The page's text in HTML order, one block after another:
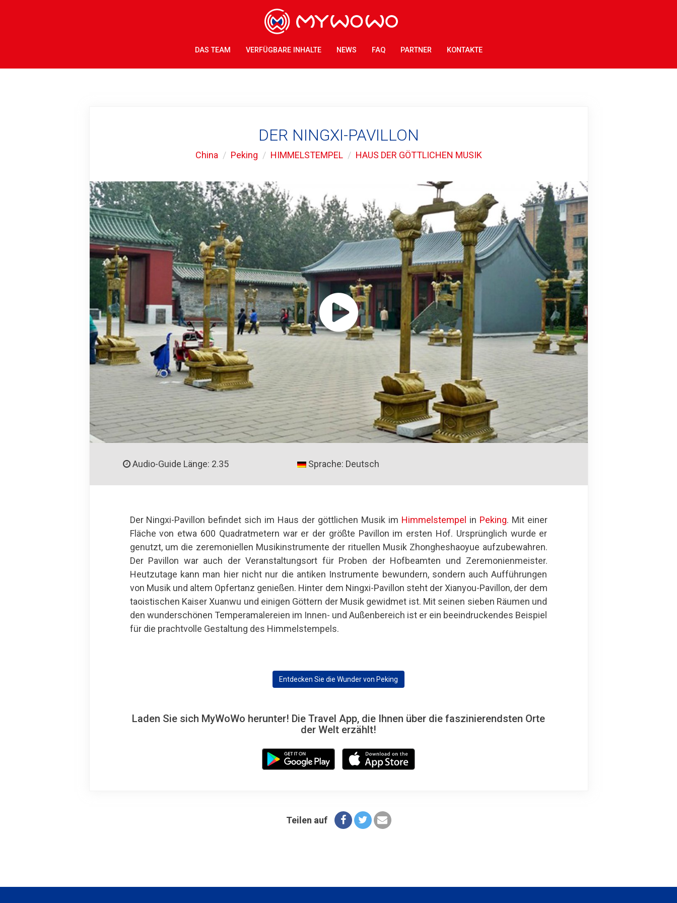
DAS TEAM VERFÜGBARE INHALTE NEWS FAQ PARTNER KONTAKTE
DER NINGXI-PAVILLON
China Peking HIMMELSTEMPEL HAUS DER GÖTTLICHEN MUSIK
Audio-Guide Länge: 2.35 Sprache: Deutsch
Der Ningxi-Pavillon befindet sich im Haus der göttlichen Musik im Himmelstempel in Peking. Mit einer
Fläche von etwa 600 Quadratmetern war er der größte Pavillon im ersten Hof. Ursprünglich wurde er
genutzt, um die zeremoniellen Musikinstrumente der rituellen Musik Zhongheshaoyue aufzubewahren.
Der Pavillon war auch der Veranstaltungsort für Proben der Hofbeamten und Zeremonienmeister.
Heutzutage kann man hier nicht nur die antiken Instrumente bewundern, sondern auch Aufführungen
von Musik und altem Opfertanz genießen. Hinter dem Ningxi-Pavillon steht der Xianyou-Pavillon, der dem
taoistischen Kaiser Xuanwu und einigen Göttern der Musik gewidmet ist. Mit seinen sieben Räumen und
den wunderschönen Temperamalereien im Innen- und Außenbereich ist er ein beeindruckendes Beispiel
für die prachtvolle Gestaltung des Himmelstempels.
Entdecken Sie die Wunder von Peking
Laden Sie sich MyWoWo herunter! Die Travel App, die Ihnen über die faszinierendsten Orte
der Welt erzählt!
Teilen auf